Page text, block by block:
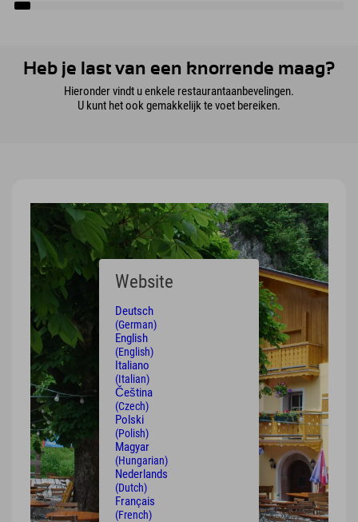
Heb je last van een knorrende maag?
Hieronder vindt u enkele restaurantaanbevelingen.
U kunt het ook gemakkelijk te voet bereiken.
Website
Deutsch
(German)
English
(English)
Italiano
(Italian)
Čeština
(Czech)
Polski
(Polish)
Magyar
(Hungarian)
Nederlands
(Dutch)
Français
(French)